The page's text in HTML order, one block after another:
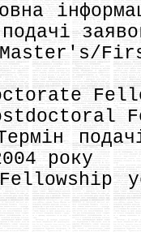
Fіrst
подачі
року